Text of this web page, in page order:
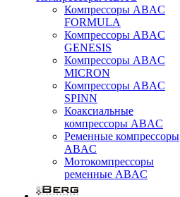
Компрессоры ABAC
FORMULA
Компрессоры ABAC
GENESIS
Компрессоры ABAC
MICRON
Компрессоры ABAC
SPINN
Коаксиальные
компрессоры ABAC
Ременные компрессоры
ABAC
Мотокомпрессоры
ременные ABAC